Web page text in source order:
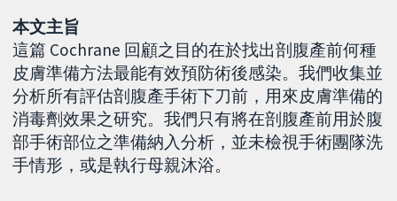
本文主旨
這篇 Cochrane 回顧之目的在於找出剖腹產前何種
皮膚準備方法最能有效預防術後感染。我們收集並
分析所有評估剖腹產手術下刀前，用來皮膚準備的
消毒劑效果之研究。我們只有將在剖腹產前用於腹
部手術部位之準備納入分析，並未檢視手術團隊洗
手情形，或是執行母親沐浴。